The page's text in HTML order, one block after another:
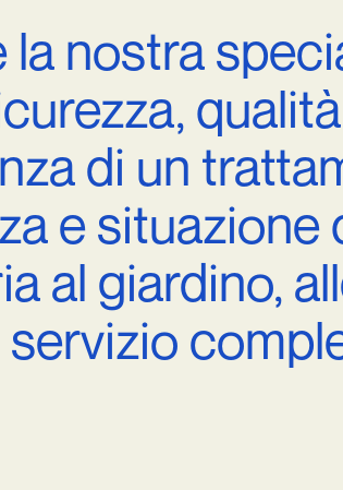
la nostra
qualità
di un
esituazione
al giardino,
servizio